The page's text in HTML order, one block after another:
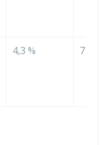
4,3 % 7,4 %